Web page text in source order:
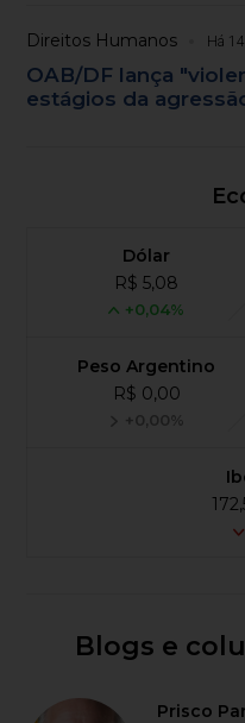
Direitos Humanos Há
OAB/DF lança
estágios da
Dólar
R$ 5,08
+0,04%
Peso Argentino
R$ 0,00
+0,00%
Blogs e
Prisco